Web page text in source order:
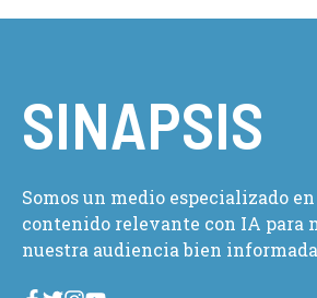
SINAPSIS
Somos un medio especializado
contenido relevante con IA para
nuestra audiencia bien